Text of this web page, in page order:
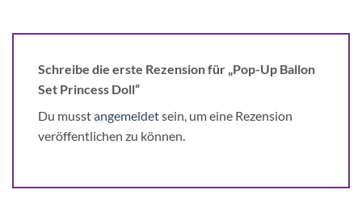
Schreibe die erste Rezension für „Pop-Up Ballon
Set Princess Doll“
Du musstangemeldetsein, um eine Rezension
veröffentlichen zu können.